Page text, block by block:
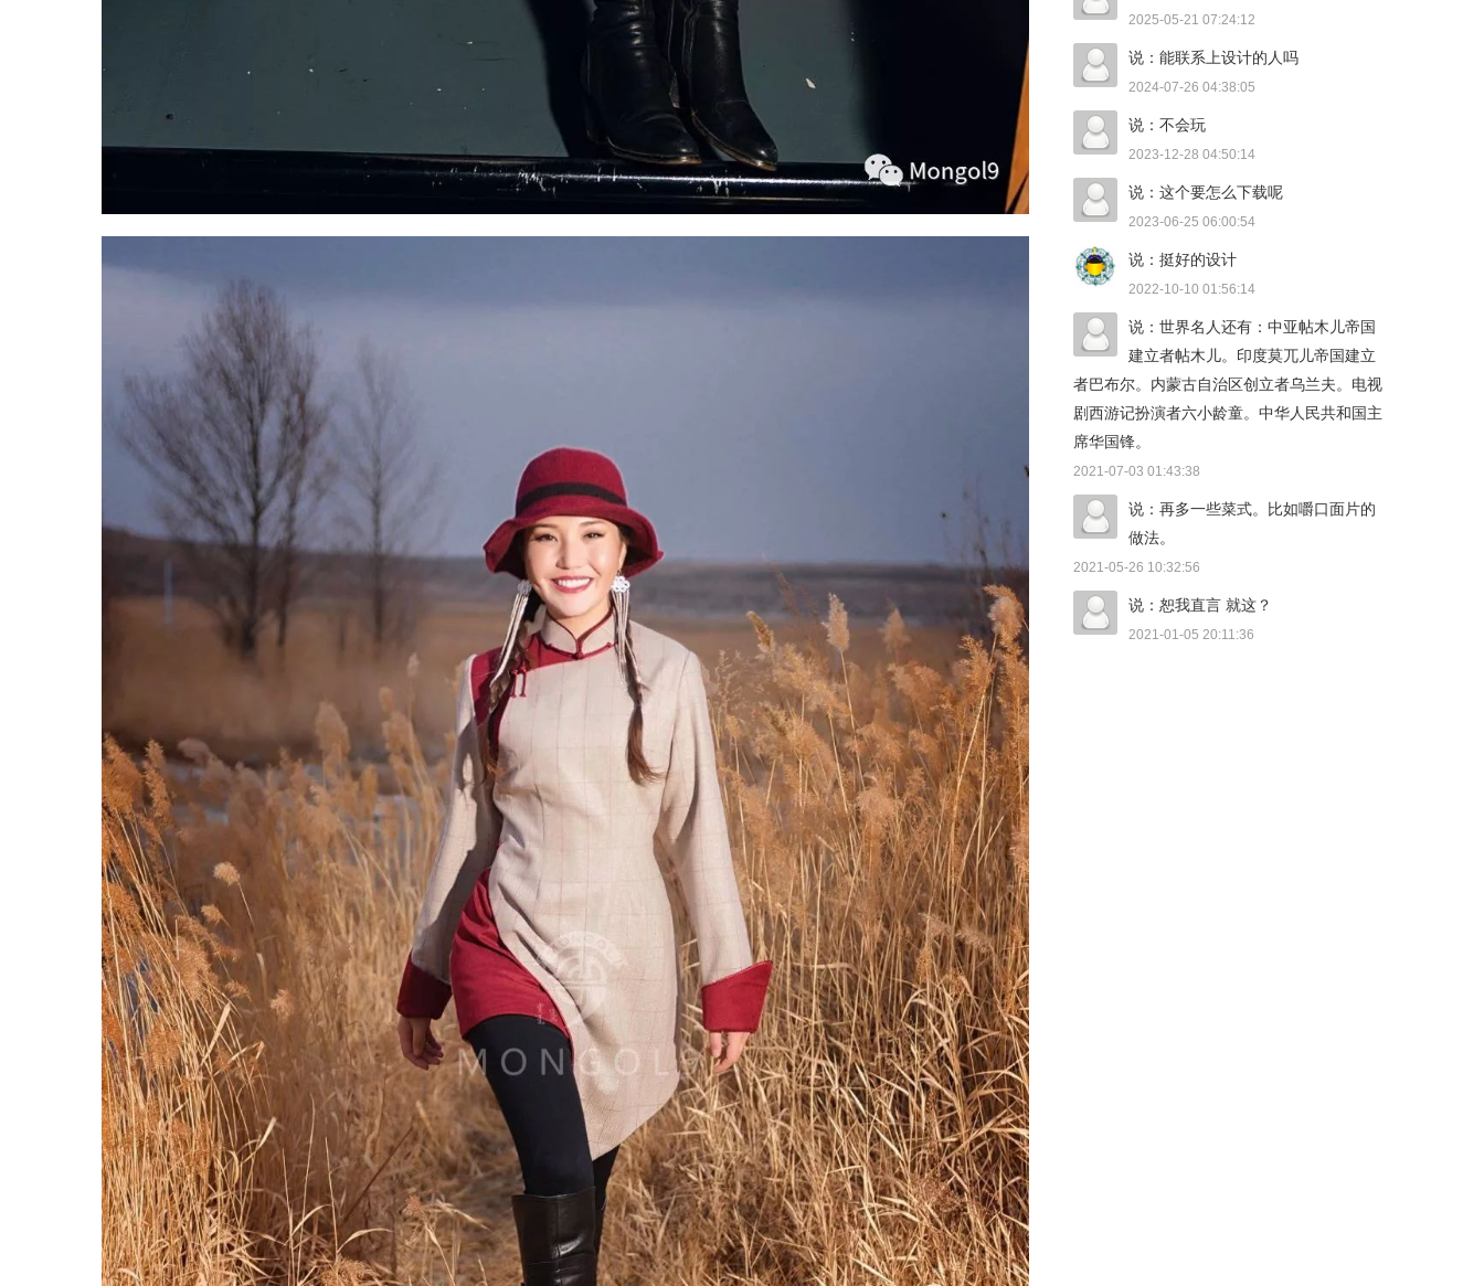
2025-05-21 07:24:12
说：能联系上设计的人吗
2024-07-26 04:38:05
说：不会玩
2023-12-28 04:50:14
说：这个要怎么下载呢
2023-06-25 06:00:54
说：挺好的设计
2022-10-10 01:56:14
说：世界名人还有：中亚帖木儿帝国
建立者帖木儿。印度莫兀儿帝国建立
者巴布尔。内蒙古自治区创立者乌兰夫。电视
剧西游记扮演者六小龄童。中华人民共和国主
席华国锋。
2021-07-03 01:43:38
说：再多一些菜式。比如嚼口面片的
做法。
2021-05-26 10:32:56
说：恕我直言 就这？
2021-01-05 20:11:36